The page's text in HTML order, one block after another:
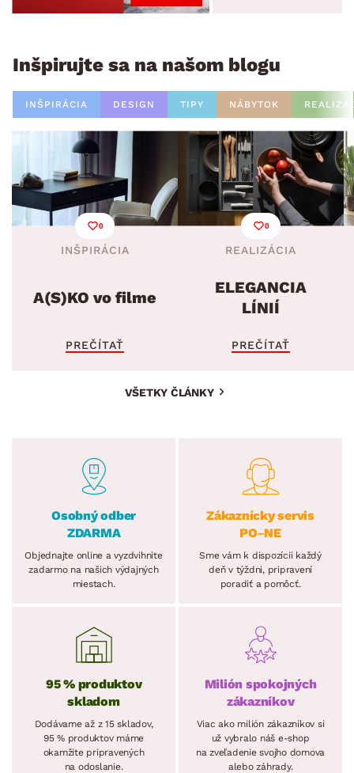
Inšpirujte sa na našom blogu
INŠPIRÁCIA DESIGN TIPY NÁBYTOK
0
INŠPIRÁCIA
A(S)KO vo filme
PREČÍTAŤ
0
REALIZÁCIA
ELEGANCIA
LÍNIÍ
PREČÍTAŤ
VŠETKY ČLÁNKY
Osobný odber
ZDARMA
Objednajte online a vyzdvihnite
zadarmo na našich výdajných
miestach.
Zákaznícky servis
PO–NE
Sme vám k dispozícii každý
deň v týždni, pripravení
poradiť a pomôcť.
95 % produktov
skladom
Dodávame až z 15 skladov,
95 % produktov máme
okamžite pripravených
na odoslanie.
Milión spokojných
zákazníkov
Viac ako milión zákazníkov si
už vybralo náš e-shop
na zveľadenie svojho domova
alebo záhrady.